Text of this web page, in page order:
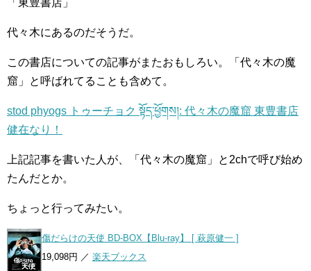
「東豊書店」
代々木にあるのだそうだ。
この書店についての記事がまたおもしろい。「代々木の魔
窟」と呼ばれてることも含めて。
stod phyogs トゥーチョク སྟོད་ཕྱོགས།: 代々木の魔窟 東豊書店
健在なり！
上記記事を書いた人が、「代々木の魔窟」と2chで呼び始め
たんだとか。
ちょっと行ってみたい。
傷だらけの天使 BD-BOX【Blu-ray】 [ 萩原健一 ]
19,098円 ／ 楽天ブックス